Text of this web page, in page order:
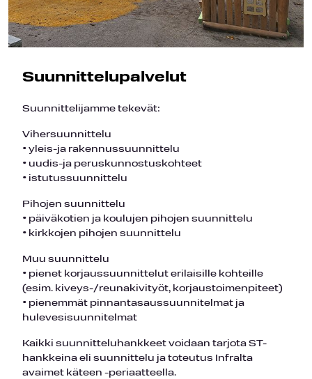
Suunnittelupalvelut
Suunnittelijamme tekevät:
Vihersuunnittelu
• yleis-ja rakennussuunnittelu
• uudis-ja peruskunnostuskohteet
• istutussuunnittelu
Pihojen suunnittelu
• päiväkotien ja koulujen pihojen suunnittelu
• kirkkojen pihojen suunnittelu
Muu suunnittelu
• pienet korjaussuunnittelut erilaisille kohteille
(esim. kiveys-/reunakivityöt, korjaustoimenpiteet)
• pienemmät pinnantasaussuunnitelmat ja
hulevesisuunnitelmat
Kaikki suunnitteluhankkeet voidaan tarjota ST-
hankkeina eli suunnittelu ja toteutus Infralta
avaimet käteen -periaatteella.